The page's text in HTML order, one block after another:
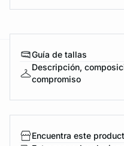
Guía de tallas
Descripción,
compromiso
Encuentra este